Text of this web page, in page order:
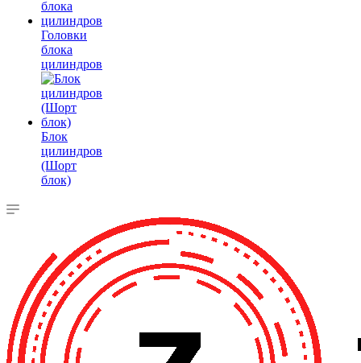
Головки
блока
цилиндров
Блок
цилиндров
(Шорт
блок)